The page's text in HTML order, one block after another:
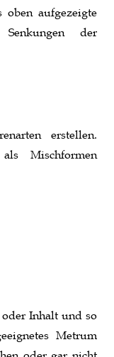
aufgezeigte
der
erstellen.
Mischformen
Inhalt und so
Metrum